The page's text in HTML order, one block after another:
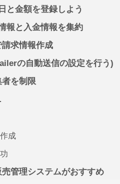
と金額を登録しよう
報と入金情報を集約
求情報作成
の自動送信の設定を行う)
を制限
成
管理システムがおすすめ